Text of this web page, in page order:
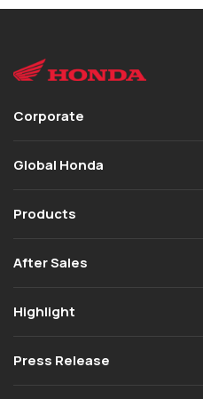
Corporate
Global Honda
Products
After Sales
Highlight
Press Release